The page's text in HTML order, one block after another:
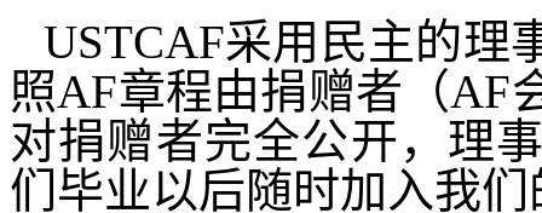
USTCAF采用民主的理
照AF章程由捐赠者（AF
对捐赠者完全公开，理
们毕业以后随时加入我